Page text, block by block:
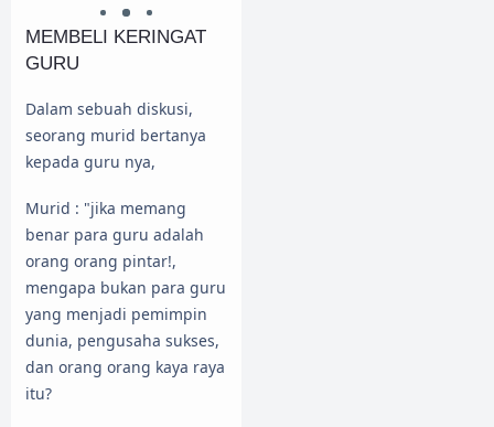
MEMBELI KERINGAT
GURU
Dalam sebuah diskusi,
seorang murid bertanya
kepada guru nya,
Murid : "jika memang
benar para guru adalah
orang orang pintar!,
mengapa bukan para guru
yang menjadi pemimpin
dunia, pengusaha sukses,
dan orang orang kaya raya
itu?